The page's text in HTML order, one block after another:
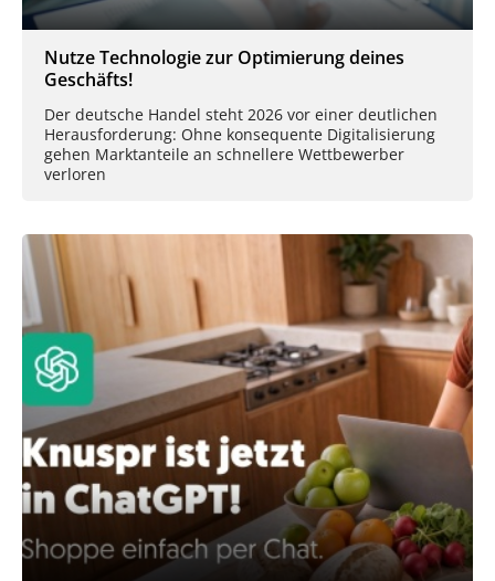
Nutze Technologie zur Optimierung deines
Geschäfts!
Der deutsche Handel steht 2026 vor einer deutlichen
Herausforderung: Ohne konsequente Digitalisierung
gehen Marktanteile an schnellere Wettbewerber
verloren